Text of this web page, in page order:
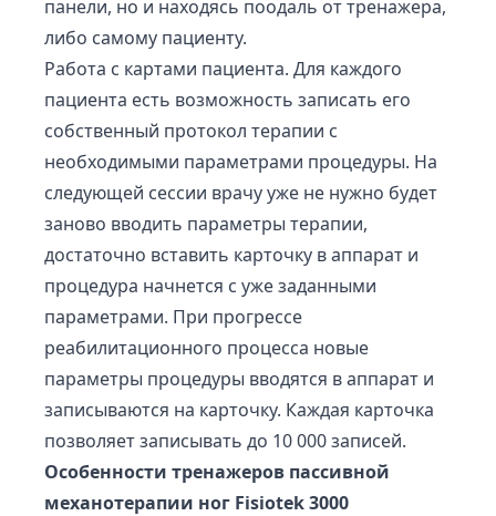
панели, но и находясь поодаль от тренажера,
либо самому пациенту.
Работа с картами пациента. Для каждого
пациента есть возможность записать его
собственный протокол терапии с
необходимыми параметрами процедуры. На
следующей сессии врачу уже не нужно будет
заново вводить параметры терапии,
достаточно вставить карточку в аппарат и
процедура начнется с уже заданными
параметрами. При прогрессе
реабилитационного процесса новые
параметры процедуры вводятся в аппарат и
записываются на карточку. Каждая карточка
позволяет записывать до 10 000 записей.
Особенности тренажеров пассивной
механотерапии ног Fisiotek 3000